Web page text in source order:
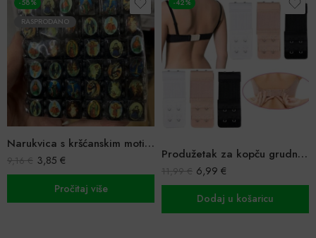
Narukvica s kršćanskim motivima
-42%
Produžetak za kopču grudnjaka 3 komada
11,99€
POPUST
Ogrlica i
Odaberi